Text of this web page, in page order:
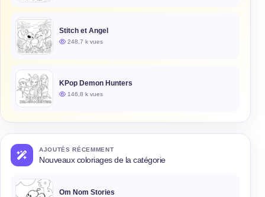
Stitch et Angel
248,7 k vues
KPop Demon Hunters
146,8 k vues
AJOUTÉS RÉCEMMENT
Nouveaux coloriages de la catégorie
Om Nom Stories